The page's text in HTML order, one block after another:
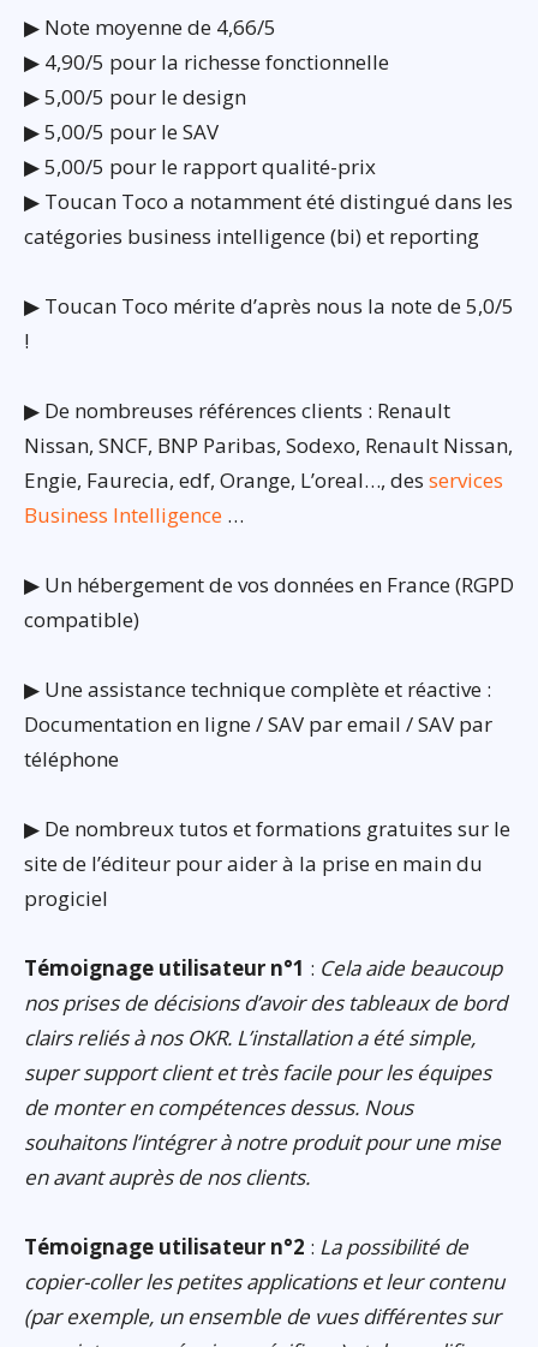
▶ Note moyenne de 4,66/5
▶ 4,90/5 pour la richesse fonctionnelle
▶ 5,00/5 pour le design
▶ 5,00/5 pour le SAV
▶ 5,00/5 pour le rapport qualité-prix
▶ Toucan Toco a notamment été distingué dans les
catégories business intelligence (bi) et reporting
▶ Toucan Toco mérite d’après nous la note de 5,0/5
!
▶ De nombreuses références clients : Renault
Nissan, SNCF, BNP Paribas, Sodexo, Renault Nissan,
Engie, Faurecia, edf, Orange, L’oreal…, des services
Business Intelligence …
▶ Un hébergement de vos données en France (RGPD
compatible)
▶ Une assistance technique complète et réactive :
Documentation en ligne / SAV par email / SAV par
téléphone
▶ De nombreux tutos et formations gratuites sur le
site de l’éditeur pour aider à la prise en main du
progiciel
Témoignage utilisateur n°1 : Cela aide beaucoup
nos prises de décisions d’avoir des tableaux de bord
clairs reliés à nos OKR. L’installation a été simple,
super support client et très facile pour les équipes
de monter en compétences dessus. Nous
souhaitons l’intégrer à notre produit pour une mise
en avant auprès de nos clients.
Témoignage utilisateur n°2 : La possibilité de
copier-coller les petites applications et leur contenu
(par exemple, un ensemble de vues différentes sur